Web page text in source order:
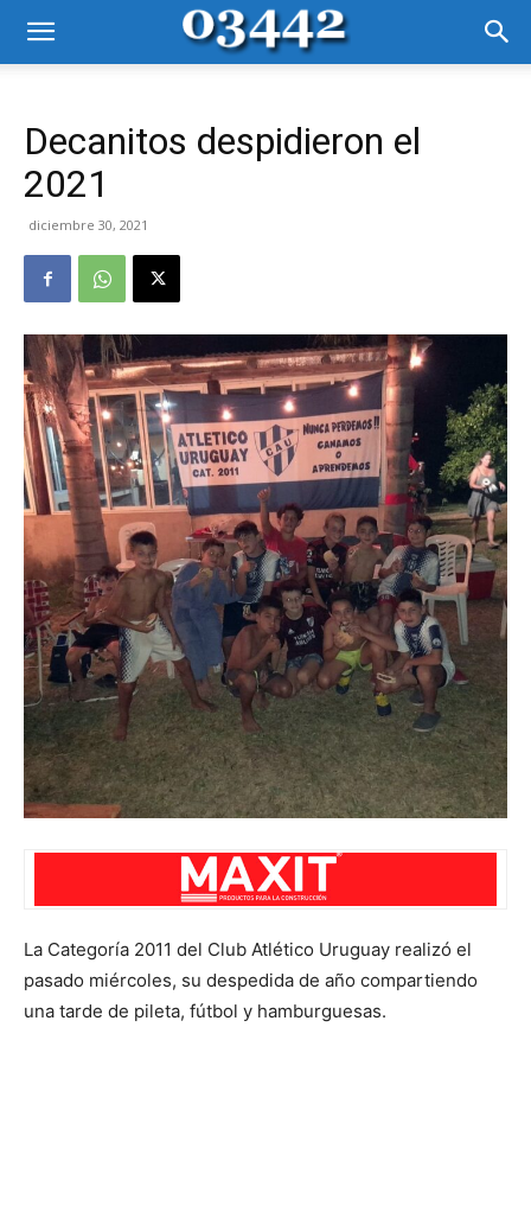
Decanitos despidieron el
2021
diciembre 30, 2021
La Categoría 2011 del Club Atlético Uruguay realizó el
pasado miércoles, su despedida de año compartiendo
una tarde de pileta, fútbol y hamburguesas.